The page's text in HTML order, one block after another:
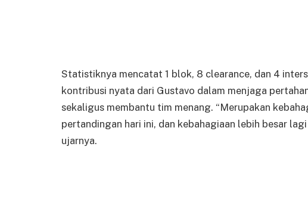
Statistiknya mencatat 1 blok, 8 clearance, dan 4
kontribusi nyata dari Gustavo dalam menjaga
sekaligus membantu tim menang. “Merupakan
pertandingan hari ini, dan kebahagiaan lebih besar
ujarnya.